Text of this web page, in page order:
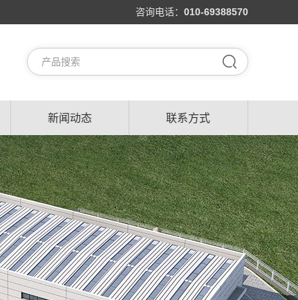
咨询电话： 010-69388570
新闻动态 联系方式